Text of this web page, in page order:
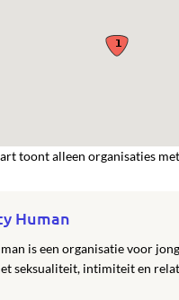
toont alleen organisaties
Human
is een organisatie voor
seksualiteit, intimiteit en